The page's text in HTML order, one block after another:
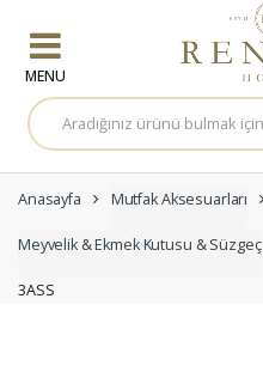
A
r
a
a
:
Anasayfa Mutfak Aksesuarları
Meyvelik & Ekmek Kutusu & Süzgeç
3ASS